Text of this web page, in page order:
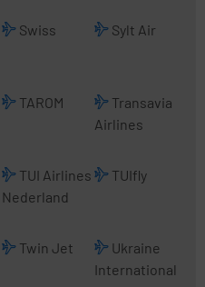
Swiss Sylt Air
TAROM
Transavia
Airlines
TUI Airlines
Nederland
TUIfly
Twin Jet
Ukraine
International